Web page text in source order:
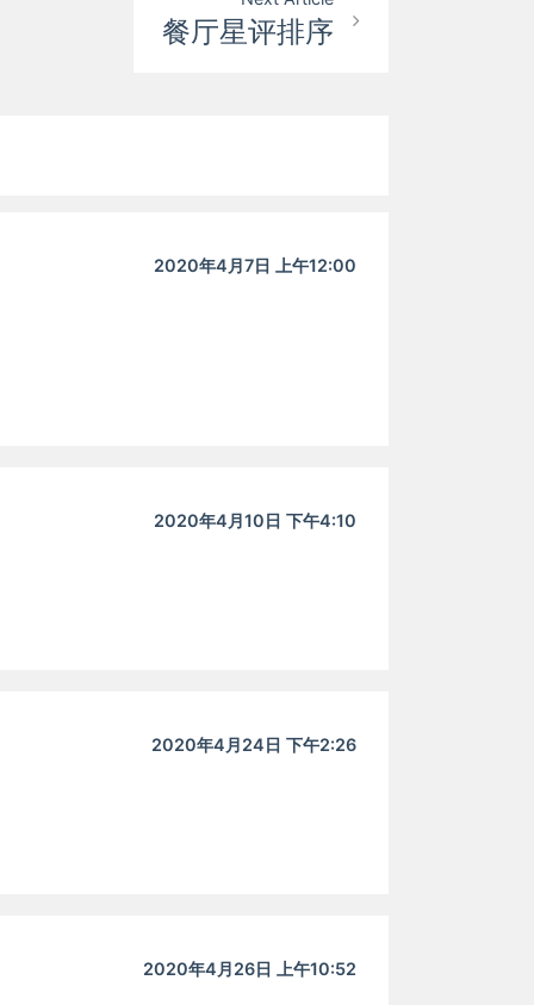
餐厅星评排序
2020年4月7日 上午12:00
2020年4月10日 下午4:10
2020年4月24日 下午2:26
2020年4月26日 上午10:52